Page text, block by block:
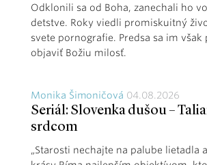
Odklonili sa od Boha, zanechali ho
detstve. Roky viedli promiskuitný
svete pornografie. Predsa sa im
objaviť Božiu milosť.
Monika Šimoničová 04.08.2026
Seriál: Slovenka dušou –
srdcom
„Starosti nechajte na palube lietadla